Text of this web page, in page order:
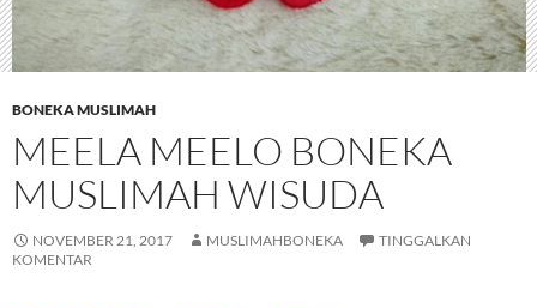
BONEKA MUSLIMAH
MEELA MEELO BONEKA
MUSLIMAH WISUDA
NOVEMBER 21, 2017 MUSLIMAHBONEKA
TINGGALKAN
KOMENTAR